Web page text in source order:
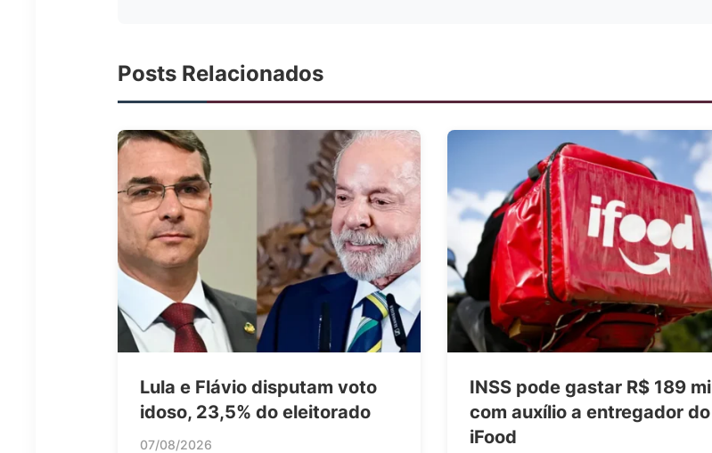
Posts Relacionados
Lula e Flávio disputam voto
idoso, 23,5% do eleitorado
07/08/2026
INSS pode gastar R$ 189 mi
com auxílio a entregador do
iFood